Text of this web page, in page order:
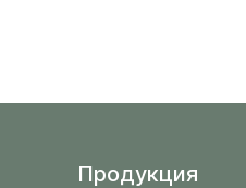
Продукция